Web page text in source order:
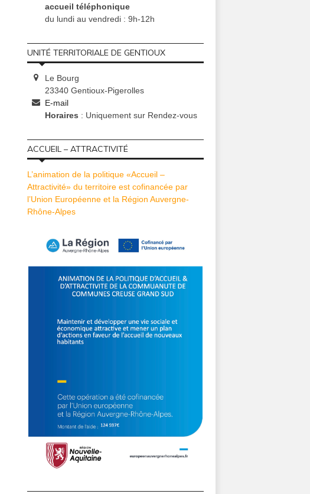
accueil téléphonique
du lundi au vendredi : 9h-12h
UNITÉ TERRITORIALE DE GENTIOUX
Le Bourg
23340 Gentioux-Pigerolles
E-mail
Horaires : Uniquement sur Rendez-vous
ACCUEIL – ATTRACTIVITÉ
L’animation de la politique «Accueil –
Attractivité» du territoire est cofinancée par
l’Union Européenne et la Région Auvergne-
Rhône-Alpes